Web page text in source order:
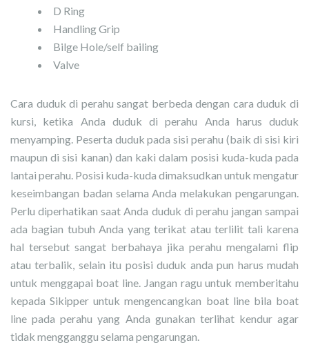
D Ring
Handling Grip
Bilge Hole/self bailing
Valve
Cara duduk di perahu sangat berbeda dengan cara duduk di
kursi, ketika Anda duduk di perahu Anda harus duduk
menyamping. Peserta duduk pada sisi perahu (baik di sisi kiri
maupun di sisi kanan) dan kaki dalam posisi kuda-kuda pada
lantai perahu. Posisi kuda-kuda dimaksudkan untuk mengatur
keseimbangan badan selama Anda melakukan pengarungan.
Perlu diperhatikan saat Anda duduk di perahu jangan sampai
ada bagian tubuh Anda yang terikat atau terlilit tali karena
hal tersebut sangat berbahaya jika perahu mengalami flip
atau terbalik, selain itu posisi duduk anda pun harus mudah
untuk menggapai boat line. Jangan ragu untuk memberitahu
kepada Sikipper untuk mengencangkan boat line bila boat
line pada perahu yang Anda gunakan terlihat kendur agar
tidak mengganggu selama pengarungan.